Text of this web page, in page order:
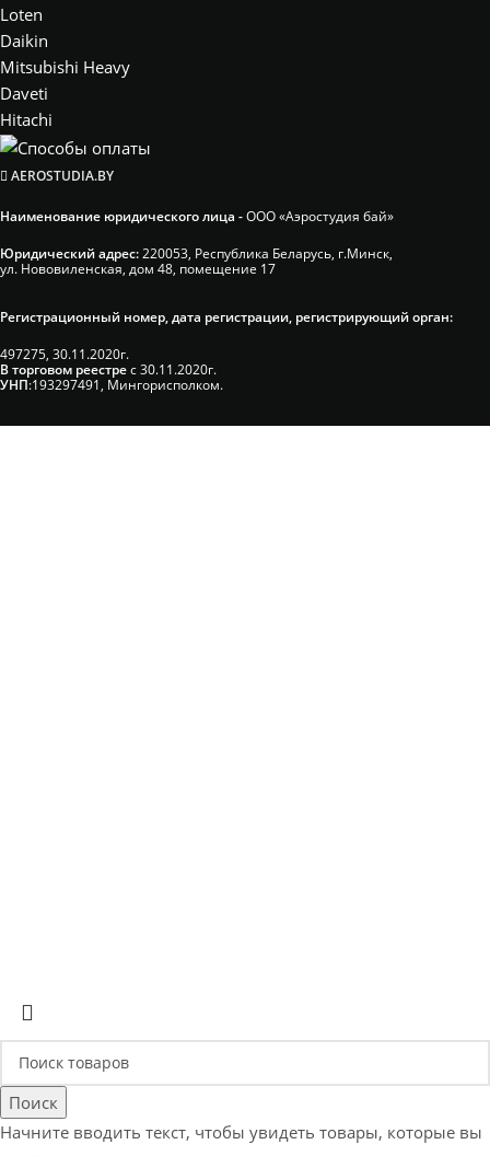
Loten
Daikin
Mitsubishi Heavy
Daveti
Hitachi
AEROSTUDIA.BY
Наименование юридического лица -ООО «Аэростудия бай»
Юридический адрес:220053, Республика Беларусь, г.Минск,
ул. Нововиленская, дом 48, помещение 17
Регистрационный номер, дата регистрации, регистрирующий орган:
497275, 30.11.2020г.
В торговом реестрес 30.11.2020г.
УНП:193297491, Мингорисполком.
Поиск
Начните вводить текст, чтобы увидеть товары, которые вы